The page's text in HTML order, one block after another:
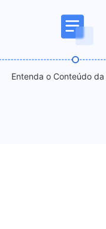
Entenda o Conteúdo da